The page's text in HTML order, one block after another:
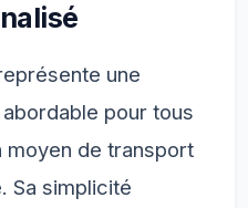
une
pour tous
moyen de transport
Sa simplicité